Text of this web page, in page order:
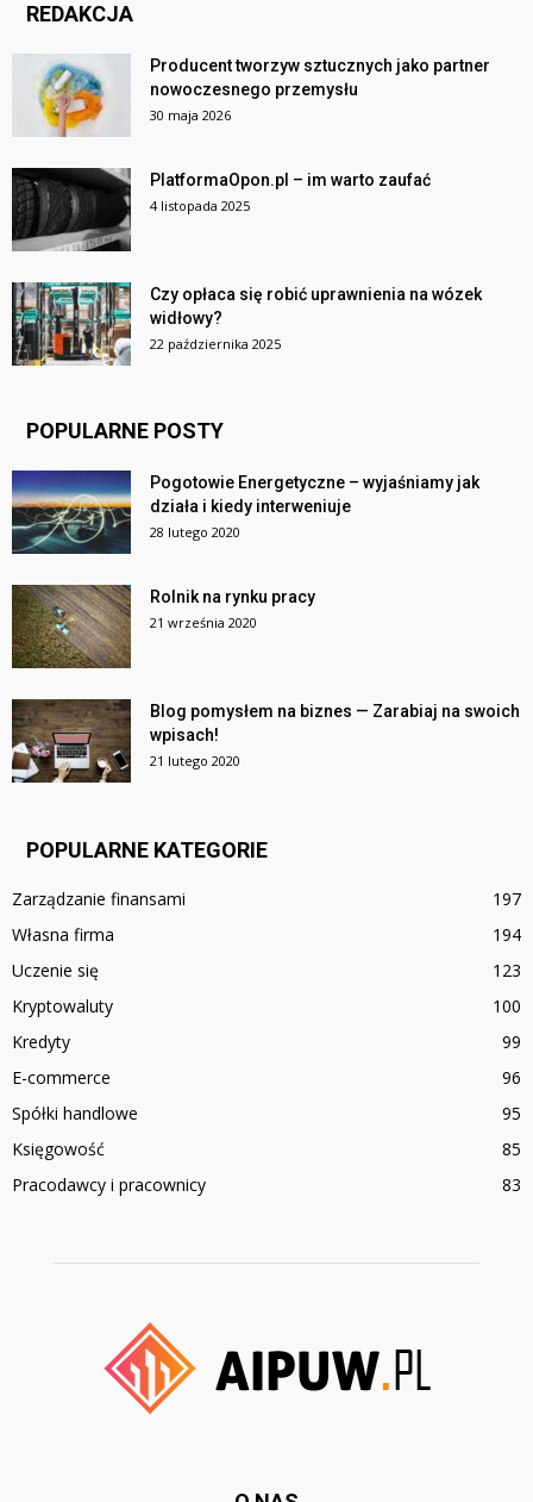
REDAKCJA
Producent tworzyw sztucznych jako partner
nowoczesnego przemysłu
30 maja 2026
PlatformaOpon.pl – im warto zaufać
4 listopada 2025
Czy opłaca się robić uprawnienia na wózek
widłowy?
22 października 2025
POPULARNE POSTY
Pogotowie Energetyczne – wyjaśniamy jak
działa i kiedy interweniuje
28 lutego 2020
Rolnik na rynku pracy
21 września 2020
Blog pomysłem na biznes — Zarabiaj na swoich
wpisach!
21 lutego 2020
POPULARNE KATEGORIE
Zarządzanie finansami
197
Własna firma
194
Uczenie się
123
Kryptowaluty
100
Kredyty
99
E-commerce
96
Spółki handlowe
95
Księgowość
85
Pracodawcy i pracownicy
83